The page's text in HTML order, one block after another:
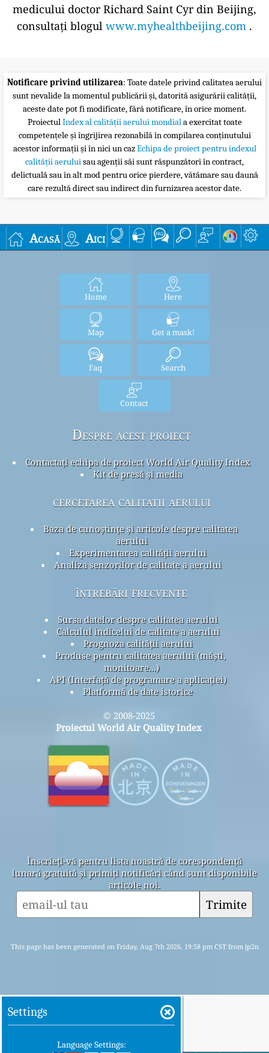
medicului doctor Richard Saint Cyr din Beijing,
consultați blogul www.myhealthbeijing.com .
Notificare privind utilizarea: Toate datele privind calitatea aerului
sunt nevalide la momentul publicării și, datorită asigurării calității,
aceste date pot fi modificate, fără notificare, în orice moment.
ProiectulIndex al calității aerului mondiala exercitat toate
competențele și îngrijirea rezonabilă în compilarea conținutului
acestor informații și în nici un cazEchipa de proiect pentru indexul
calității aeruluisau agenții săi sunt răspunzători în contract,
delictuală sau în alt mod pentru orice pierdere, vătămare sau daună
care rezultă direct sau indirect din furnizarea acestor date.
Acasă Aici
Home Here
Map Get a mask!
Faq Search
Contact
Despre acest proiect
Contactați echipa de proiect World Air Quality Index
Kit de presă și media
cercetarea calitatii aerului
Baza de cunoștințe și articole despre calitatea
aerului
Experimentarea calității aerului
Analiza senzorilor de calitate a aerului
întrebări frecvente
Sursa datelor despre calitatea aerului
Calculul indicelui de calitate a aerului
Prognoza calității aerului
Produse pentru calitatea aerului (măști,
monitoare...)
API (Interfață de programare a aplicației)
Platformă de date istorice
© 2008-2025
Proiectul World Air Quality Index
Înscrieți-vă pentru lista noastră de corespondență
lunară gratuită și primiți notificări când sunt disponibile
articole noi.
Trimite
This page has been generated on Friday, Aug 7th 2026, 19:58 pm CST from jp2n
Settings
Language Settings: